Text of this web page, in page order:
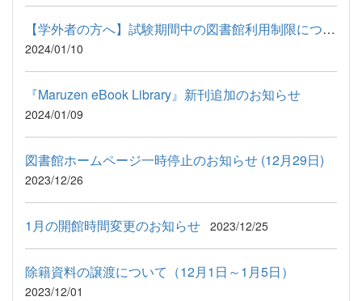
【学外者の方へ】試験期間中の図書館利用制限について
2024/01/10
『Maruzen eBook Library』新刊追加のお知らせ
2024/01/09
図書館ホームページ一時停止のお知らせ (12月29日)
2023/12/26
1月の開館時間変更のお知らせ 2023/12/25
除籍資料の譲渡について（12月1日～1月5日）
2023/12/01